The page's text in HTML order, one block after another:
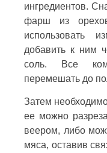
ингредиентов.
фарш из
использовать
добавить к ним
соль. Все
перемешать до
Затем
ее можно
веером, либо
мяса, оставив